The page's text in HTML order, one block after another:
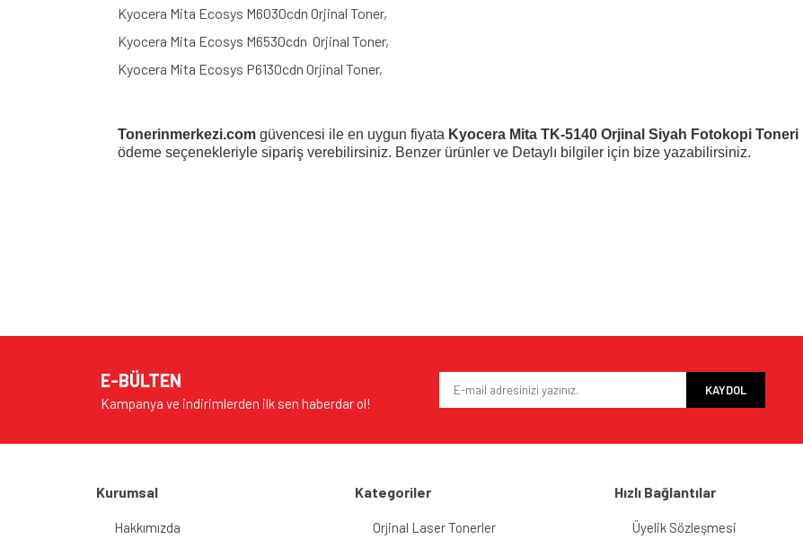
Kyocera Mita Ecosys M6030cdn Orjinal Toner,
Kyocera Mita Ecosys M6530cdn Orjinal Toner,
Kyocera Mita Ecosys P6130cdn Orjinal Toner,
Tonerinmerkezi.com güvencesi ile en uygun fiyata Kyocera Mita TK-5140 Orjinal Siyah Fotokopi Toneri
ödeme seçenekleriyle sipariş verebilirsiniz. Benzer ürünler ve Detaylı bilgiler için bize yazabilirsiniz.
Ürün resmi kalitesiz, bozuk veya görüntülenemiyor.
Ürün bilgilerinde hatalar bulunuyor.
E-BÜLTEN
Kampanya ve indirimlerden ilk sen haberdar ol!
KAYDOL
Kurumsal
Hakkımızda
Kategoriler
Orjinal Laser Tonerler
Hızlı Bağlantılar
Üyelik Sözleşmesi